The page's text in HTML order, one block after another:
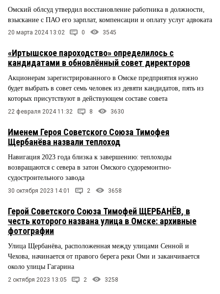
Омский облсуд утвердил восстановление работника в должности,
взыскание с ПАО его зарплат, компенсации и оплату услуг адвоката
20 марта 2024 13:02 0 3545
«Иртышское пароходство» определилось с
кандидатами в обновлённый совет директоров
Акционерам зарегистрированного в Омске предприятия нужно
будет выбрать в совет семь человек из девяти кандидатов, пять из
которых присутствуют в действующем составе совета
22 февраля 2024 11:32 8 3630
Именем Героя Советского Союза Тимофея
Щербанёва назвали теплоход
Навигация 2023 года близка к завершению: теплоходы
возвращаются с севера в затон Омского судоремонтно-
судостроительного завода
30 октября 2023 14:01 2 3658
Герой Советского Союза Тимофей ЩЕРБАНЁВ, в
честь которого названа улица в Омске: архивные
фотографии
Улица Щербанёва, расположенная между улицами Сенной и
Чехова, начинается от правого берега реки Оми и заканчивается
около улицы Гагарина
2 октября 2023 13:05 2 3258